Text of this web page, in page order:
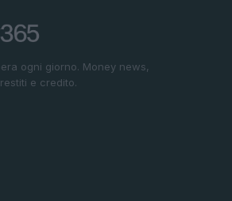
ogni giorno. Money news,
e credito.